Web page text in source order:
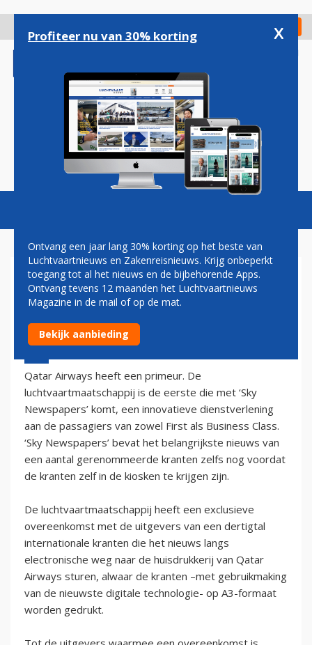
gaan
Check in
Magazine Podcasts Vacatures
PRIMEUR QATAR AIRWAYS
MET SKY NEWSPAPERS
28 april 2003 - 2:00
Qatar Airways heeft een primeur. De
luchtvaartmaatschappij is de eerste die met ‘Sky
Newspapers’ komt, een innovatieve dienstverlening
aan de passagiers van zowel First als Business Class.
‘Sky Newspapers’ bevat het belangrijkste nieuws van
een aantal gerenommeerde kranten zelfs nog voordat
de kranten zelf in de kiosken te krijgen zijn.
De luchtvaartmaatschappij heeft een exclusieve
overeenkomst met de uitgevers van een dertigtal
internationale kranten die het nieuws langs
electronische weg naar de huisdrukkerij van Qatar
Airways sturen, alwaar de kranten –met gebruikmaking
van de nieuwste digitale technologie- op A3-formaat
worden gedrukt.
Profiteer nu van 30% korting x
Ontvang een jaar lang 30% korting op het beste van
Luchtvaartnieuws en Zakenreisnieuws. Krijg onbeperkt
toegang tot al het nieuws en de bijbehorende Apps.
Ontvang tevens 12 maanden het Luchtvaartnieuws
Magazine in de mail of op de mat.
Bekijk aanbieding